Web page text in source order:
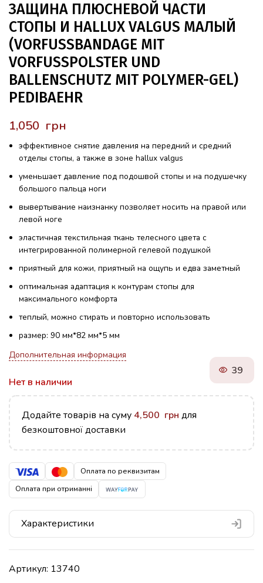
ЗАЩИНА ПЛЮСНЕВОЙ ЧАСТИ
СТОПЫ И HALLUX VALGUS МАЛЫЙ
(VORFUSSBANDAGE MIT
VORFUSSPOLSTER UND
BALLENSCHUTZ MIT POLYMER-GEL)
PEDIBAEHR
грн
эффективное снятие давления на передний и средний
отделы стопы, а также в зоне hallux valgus
уменьшает давление под подошвой стопы и на подушечку
большого пальца ноги
вывертывание наизнанку позволяет носить на правой или
левой ноге
эластичная текстильная ткань телесного цвета с
интегрированной полимерной гелевой подушкой
приятный для кожи, приятный на ощупь и едва заметный
оптимальная адаптация к контурам стопы для
максимального комфорта
теплый, можно стирать и повторно использовать
размер: 90 мм*82 мм*5 мм
Дополнительная информация
Нет в наличии
39
Додайте товарів на суму 4,500 грн для
безкоштовної доставки
Оплата по реквизитам
Оплата при отриманні
Характеристики
Артикул: 13740